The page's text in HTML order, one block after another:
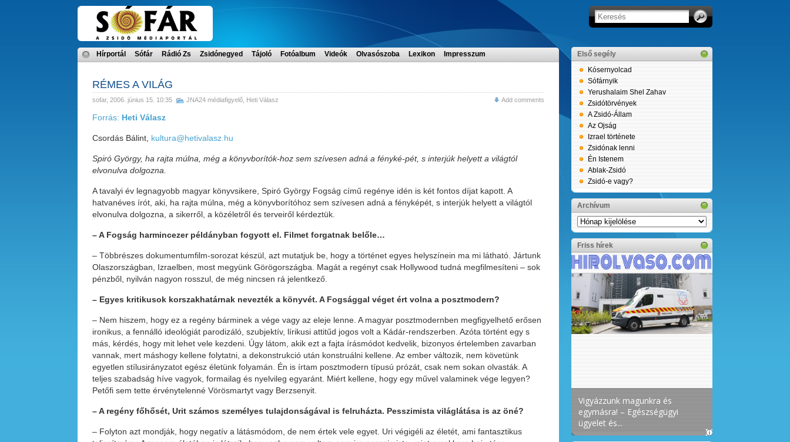
Hírportál Sófár Rádió Zs Zsidónegyed Tájoló Fotóalbum Videók Olvasószoba Lexikon Impresszum
RÉMES A VILÁG
sofar, 2006. június 15. 10:35 JNA24 médiafigyelő Heti Válasz Add comments
Forrás: Heti Válasz
Csordás Bálint, kultura@hetivalasz.hu
Spiró György, ha rajta múlna, még a könyvborítók-hoz sem szívesen adná a fényké-pét, s interjúk helyett a világtól
elvonulva dolgozna.
A tavalyi év legnagyobb magyar könyvsikere, Spiró György Fogság című regénye idén is két fontos díjat kapott. A
hatvanéves írót, aki, ha rajta múlna, még a könyvborítóhoz sem szívesen adná a fényképét, s interjúk helyett a világtól
elvonulva dolgozna, a sikerről, a közéletről és terveiről kérdeztük.
– A Fogság harmincezer példányban fogyott el. Filmet forgatnak belőle…
– Többrészes dokumentumfilm-sorozat készül, azt mutatjuk be, hogy a történet egyes helyszínein ma mi látható. Jártunk
Olaszországban, Izraelben, most megyünk Görögországba. Magát a regényt csak Hollywood tudná megfilmesíteni – sok
pénzből, nyilván nagyon rosszul, de még nincsen rá jelentkező.
– Egyes kritikusok korszakhatárnak nevezték a könyvét. A Fogsággal véget ért volna a posztmodern?
– Nem hiszem, hogy ez a regény bárminek a vége vagy az eleje lenne. A magyar posztmodernben megfigyelhető erősen
ironikus, a fennálló ideológiát parodizáló, szubjektív, lírikusi attitűd jogos volt a Kádár-rendszerben. Azóta történt egy s
más, kérdés, hogy mit lehet vele kezdeni. Úgy látom, akik ezt a fajta írásmódot kedvelik, bizonyos értelemben zavarban
vannak, mert máshogy kellene folytatni, a dekonstrukció után konstruálni kellene. Az ember változik, nem követünk
egyetlen stílusirányzatot egész életünk folyamán. Én is írtam posztmodern típusú prózát, csak nem sokan olvasták. A
teljes szabadság híve vagyok, formailag és nyelvileg egyaránt. Miért kellene, hogy egy művel valaminek vége legyen?
Petőfi sem tette érvénytelenné Vörösmartyt vagy Berzsenyit.
– A regény főhősét, Urit számos személyes tulajdonságával is felruházta. Pesszimista világlátása is az öné?
– Folyton azt mondják, hogy negatív a látásmódom, de nem értek vele egyet. Uri végigéli az életét, ami fantasztikus
Első segély
Kósernyolcad
Sófárnyik
Yerushalaim Shel Zahav
Zsidótörvények
A Zsidó-Állam
Az Ojság
Izrael története
Zsidónak lenni
Én Istenem
Ablak-Zsidó
Zsidó-e vagy?
Archívum
Archívum
Friss hírek